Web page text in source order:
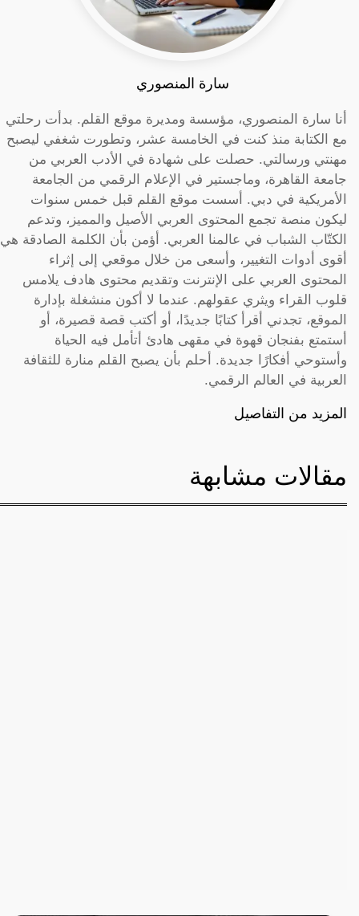
سارة المنصوري
أنا سارة المنصوري، مؤسسة ومديرة موقع القلم. بدأت رحلتي
مع الكتابة منذ كنت في الخامسة عشر، وتطورت شغفي ليصبح
مهنتي ورسالتي. حصلت على شهادة في الأدب العربي من
جامعة القاهرة، وماجستير في الإعلام الرقمي من الجامعة
الأمريكية في دبي. أسست موقع القلم قبل خمس سنوات
ليكون منصة تجمع المحتوى العربي الأصيل والمميز، وتدعم
الكتّاب الشباب في عالمنا العربي. أؤمن بأن الكلمة الصادقة هي
أقوى أدوات التغيير، وأسعى من خلال موقعي إلى إثراء
المحتوى العربي على الإنترنت وتقديم محتوى هادف يلامس
قلوب القراء ويثري عقولهم. عندما لا أكون منشغلة بإدارة
الموقع، تجدني أقرأ كتابًا جديدًا، أو أكتب قصة قصيرة، أو
أستمتع بفنجان قهوة في مقهى هادئ أتأمل فيه الحياة
وأستوحي أفكارًا جديدة. أحلم بأن يصبح القلم منارة للثقافة
العربية في العالم الرقمي.
المزيد من التفاصيل
مقالات مشابهة